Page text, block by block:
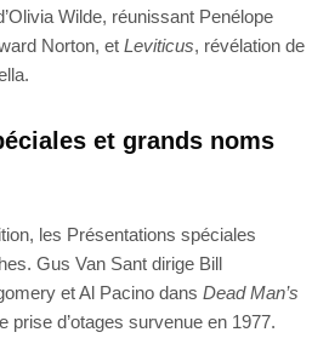
Wilde, réunissant Penélope
Norton, et Leviticus, révélation de
et grands noms
les Présentations spéciales
Gus Van Sant dirige Bill
et Al Pacino dans Dead Man’s
prise d’otages survenue en 1977.